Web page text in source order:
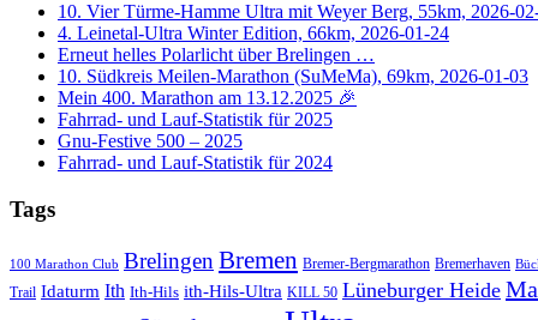
10. Vier Türme-Hamme Ultra mit Weyer Berg, 55km, 2026-
4. Leinetal-Ultra Winter Edition, 66km, 2026-01-24
Erneut helles Polarlicht über Brelingen …
10. Südkreis Meilen-Marathon (SuMeMa), 69km, 2026-01-03
Mein 400. Marathon am 13.12.2025 🎉
Fahrrad- und Lauf-Statistik für 2025
Gnu-Festive 500 – 2025
Fahrrad- und Lauf-Statistik für 2024
Tags
100 Marathon Club BrelingenBremen Bremer-Bergmarathon Bremerhaven
Trail Idaturm Ith Ith-Hils ith-Hils-Ultra KILL 50 Lüneburger Heide